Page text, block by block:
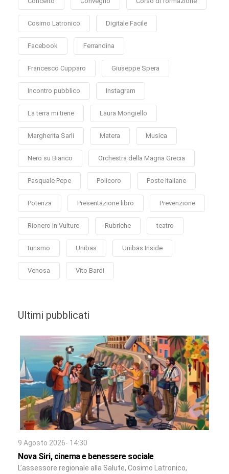
Cosimo Latronico Digitale Facile
Facebook Ferrandina
Francesco Cupparo Giuseppe Spera
Incontro pubblico Instagram
La terra mi tiene Laura Mongiello
Margherita Sarli Matera Musica
Nero su Bianco Orchestra della Magna Grecia
Pasquale Pepe Policoro Poste Italiane
Potenza Presentazione libro Prevenzione
Rionero in Vulture Rubriche teatro
turismo Unibas Unibas Inside
Venosa Vito Bardi
Ultimi pubblicati
9 Agosto 2026- 14:30
Nova Siri, cinema e benessere sociale
L’assessore regionale alla Salute, Cosimo Latronico,